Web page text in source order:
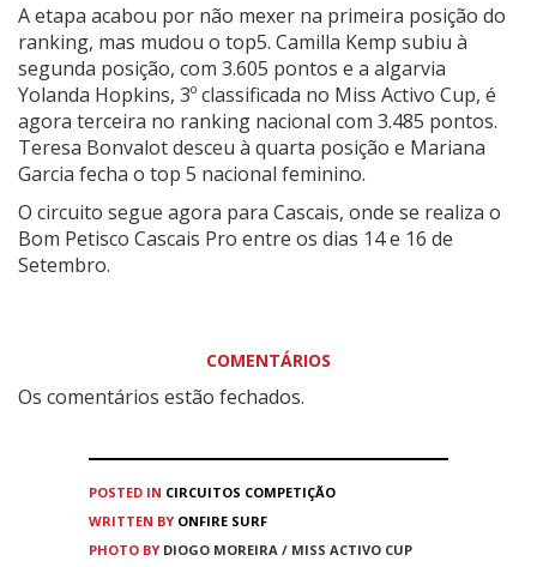
A etapa acabou por não mexer na primeira posição do
ranking, mas mudou o top5. Camilla Kemp subiu à
segunda posição, com 3.605 pontos e a algarvia
Yolanda Hopkins, 3º classificada no Miss Activo Cup, é
agora terceira no ranking nacional com 3.485 pontos.
Teresa Bonvalot desceu à quarta posição e Mariana
Garcia fecha o top 5 nacional feminino.
O circuito segue agora para Cascais, onde se realiza o
Bom Petisco Cascais Pro entre os dias 14 e 16 de
Setembro.
COMENTÁRIOS
Os comentários estão fechados.
POSTED IN CIRCUITOS COMPETIÇÃO
WRITTEN BY ONFIRE SURF
PHOTO BY DIOGO MOREIRA / MISS ACTIVO CUP